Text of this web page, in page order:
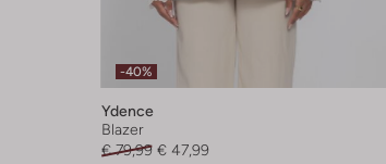
-40%
Ydence
Blazer
€ 79,99 € 47,99